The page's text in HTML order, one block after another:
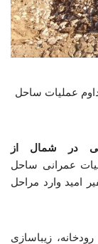
عملیات ساحل
در شمال از
عمرانی ساحل
امید وارد مراحل
زیباسازی